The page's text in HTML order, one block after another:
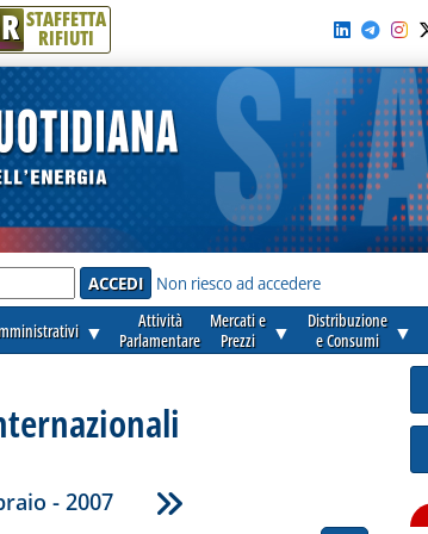
R STAFFETTA
RIFIUTI
Non riesco ad accedere
▼
Attività
Parlamentare
Mercati e
Prezzi
▼
Distribuzione
e Consumi
▼
- 2007